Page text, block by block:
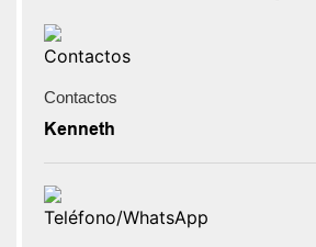
Contactos
Kenneth